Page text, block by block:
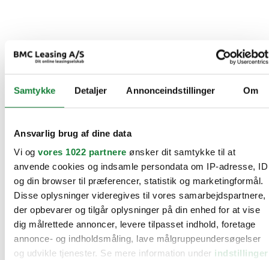
Samtykke Detaljer Annonceindstillinger Om
Ansvarlig brug af dine data
Vi og vores 1022 partnere ønsker dit samtykke til at
anvende cookies og indsamle persondata om IP-adresse, ID
og din browser til præferencer, statistik og marketingformål.
Disse oplysninger videregives til vores samarbejdspartnere,
der opbevarer og tilgår oplysninger på din enhed for at vise
dig målrettede annoncer, levere tilpasset indhold, foretage
annonce- og indholdsmåling, lave målgruppeundersøgelser
og udvikle tjenester. Se mere information under indstillinger